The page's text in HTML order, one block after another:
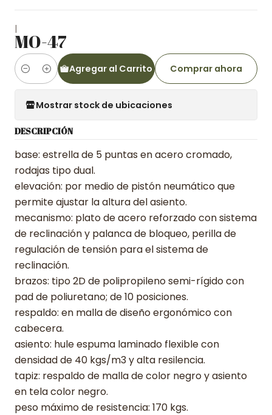
|
MO-47
Cantidad
Agregar al Carrito Comprar ahora
Mostrar stock de ubicaciones
DESCRIPCIÓN
base: estrella de 5 puntas en acero cromado,
rodajas tipo dual.
elevación: por medio de pistón neumático que
permite ajustar la altura del asiento.
mecanismo: plato de acero reforzado con sistema
de reclinación y palanca de bloqueo, perilla de
regulación de tensión para el sistema de
reclinación.
brazos: tipo 2D de polipropileno semi-rígido con
pad de poliuretano; de 10 posiciones.
respaldo: en malla de diseño ergonómico con
cabecera.
asiento: hule espuma laminado flexible con
densidad de 40 kgs/m3 y alta resilencia.
tapiz: respaldo de malla de color negro y asiento
en tela color negro.
peso máximo de resistencia: 170 kgs.